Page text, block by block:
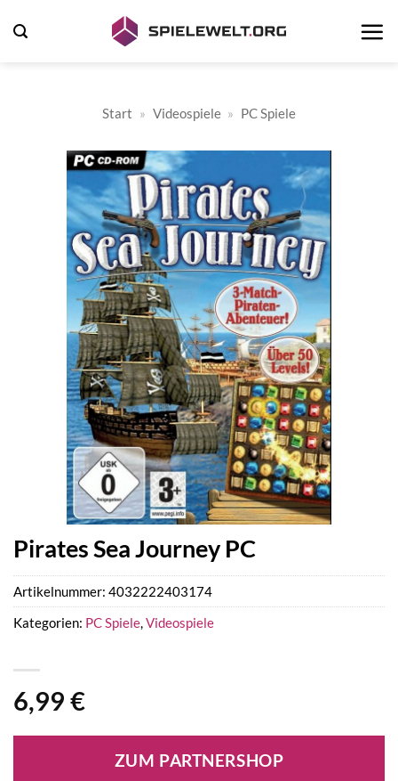
Inhalt
Start » Videospiele » PC Spiele
Pirates Sea Journey PC
6,99 €
ZUM PARTNERSHOP
Artikelnummer: 4032222403174
Kategorien: PC Spiele,Videospiele